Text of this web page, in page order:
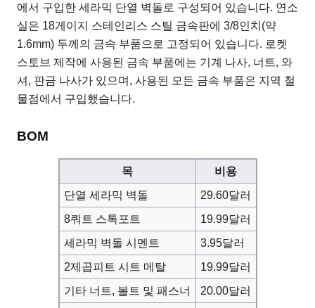
에서 구입한 세라믹 단열 벽돌로 구성되어 있습니다. 연소
실은 18게이지 스테인리스 스틸 금속판에 3/8인치(약
1.6mm) 두께의 금속 부품으로 고정되어 있습니다. 로켓
스토브 제작에 사용된 금속 부품에는 기계 나사, 너트, 와
셔, 판금 나사가 있으며, 사용된 모든 금속 부품은 지역 철
물점에서 구입했습니다.
BOM
목
비용
단열 세라믹 벽돌
29.60달러
8쿼트 스톡포트
19.99달러
세라믹 벽돌 시멘트
3.95달러
2제곱피트 시트 메탈
19.99달러
기타 너트, 볼트 및 패스너
20.00달러